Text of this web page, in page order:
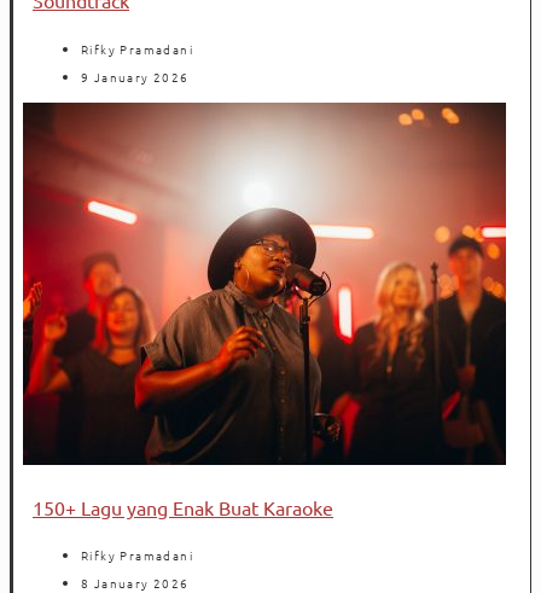
Rifky Pramadani
9 January 2026
150+ Lagu yang Enak Buat Karaoke
Rifky Pramadani
8 January 2026